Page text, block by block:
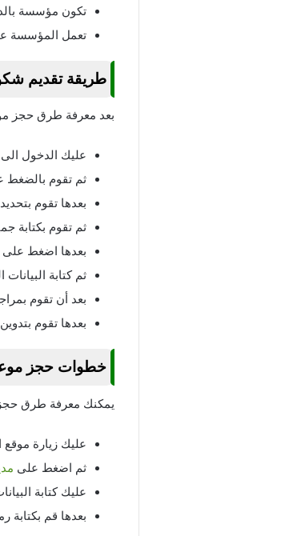
تكون مؤسسة
تعمل المؤسسة
طريقة تقديم
بعد معرفة طرق حجز
عليك الدخول
ثم تقوم
بعدها تقوم
ثم تقوم بكتابة
بعدها اضغط على
ثم كتابة
بعد أن تقوم
بعدها تقوم
خطوات حجز
يمكنك معرفة طرق
عليك زيارة
ثم اضغط على
عليك كتابة
بعدها قم